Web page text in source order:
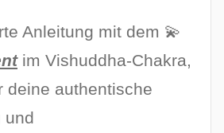
Anleitung mit dem 💫
im Vishuddha-Chakra,
deine authentische
und